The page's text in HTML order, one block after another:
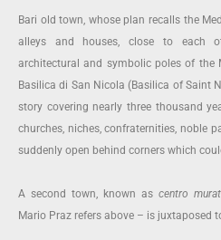
Bari old town, whose plan recalls the
alleys and houses, close to each
architectural and symbolic poles of the
Basilica di San Nicola (Basilica of Saint
story covering nearly three thousand
churches, niches, confraternities, noble
suddenly open behind corners which
A second town, known as centro
Mario Praz refers above – is juxtaposed